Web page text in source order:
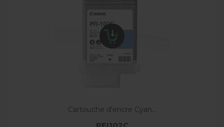
Cartouche d'encre Cyan...